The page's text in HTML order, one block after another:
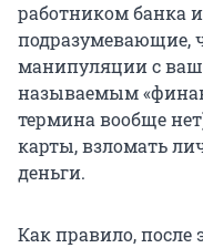
работником банка
подразумевающие,
манипуляции с
называемым
термина вообще
карты, взломать
деньги.
Как правило, после